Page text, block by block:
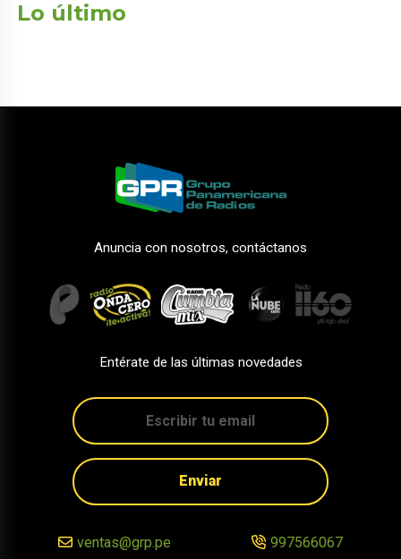
Lo último
Anuncia con nosotros, contáctanos
Entérate de las últimas novedades
Enviar
ventas@grp.pe 997566067